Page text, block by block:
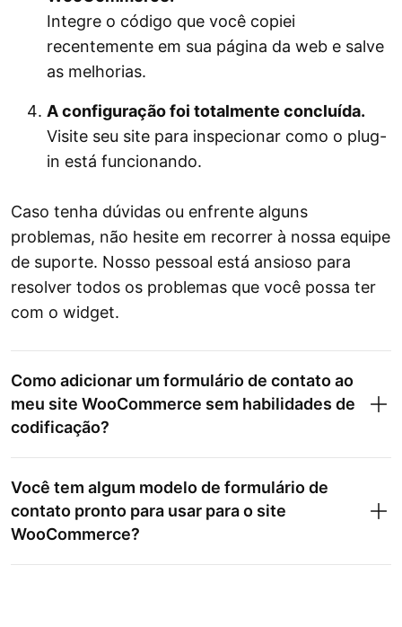
Integre o código que você copiei
recentemente em sua página da web e salve
as melhorias.
A configuração foi totalmente concluída.
Visite seu site para inspecionar como o plug-
in está funcionando.
Caso tenha dúvidas ou enfrente alguns
problemas, não hesite em recorrer à nossa equipe
de suporte. Nosso pessoal está ansioso para
resolver todos os problemas que você possa ter
com o widget.
Como adicionar um formulário de contato ao
meu site WooCommerce sem habilidades de
codificação?
Você tem algum modelo de formulário de
contato pronto para usar para o site
WooCommerce?